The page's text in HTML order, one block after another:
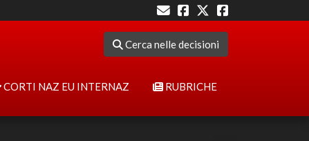
Cerca nelle decisioni
CORTI NAZ EU INTERNAZ RUBRICHE